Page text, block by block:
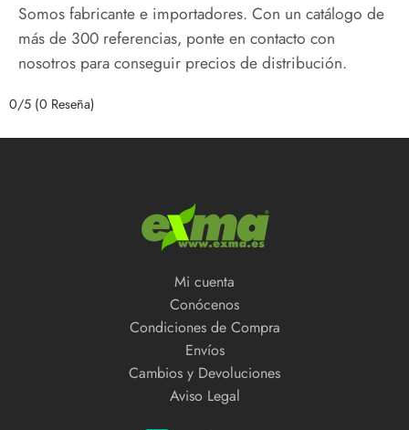
Somos fabricante e importadores. Con un catálogo de
más de 300 referencias, ponte en contacto con
nosotros para conseguir precios de distribución.
0/5 (0 Reseña)
Mi cuenta
Conócenos
Condiciones de Compra
Envíos
Cambios y Devoluciones
Aviso Legal